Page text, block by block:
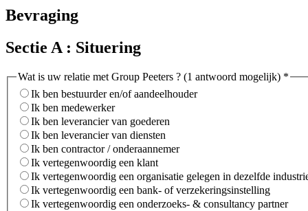
Bevraging
Sectie A : Situering
Wat is uw relatie met Group Peeters ? (1 antwoord mogelijk) *
Ik ben bestuurder en/of aandeelhouder
Ik ben medewerker
Ik ben leverancier van goederen
Ik ben leverancier van diensten
Ik ben contractor / onderaannemer
Ik vertegenwoordig een klant
Ik vertegenwoordig een organisatie gelegen in dezelfde
Ik vertegenwoordig een bank- of verzekeringsinstelling
Ik vertegenwoordig een onderzoeks- & consultancy partner